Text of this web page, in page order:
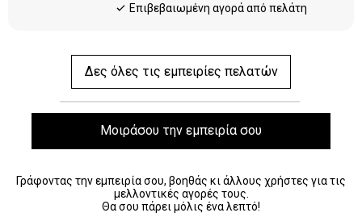
Eπιβεβαιωμένη αγορά από πελάτη
Δες όλες τις εμπειρίες πελατών
Μοιράσου την εμπειρία σου
Γράφοντας την εμπειρία σου, βοηθάς κι άλλους χρήστες για τις
μελλοντικές αγορές τους.
Θα σου πάρει μόλις ένα λεπτό!